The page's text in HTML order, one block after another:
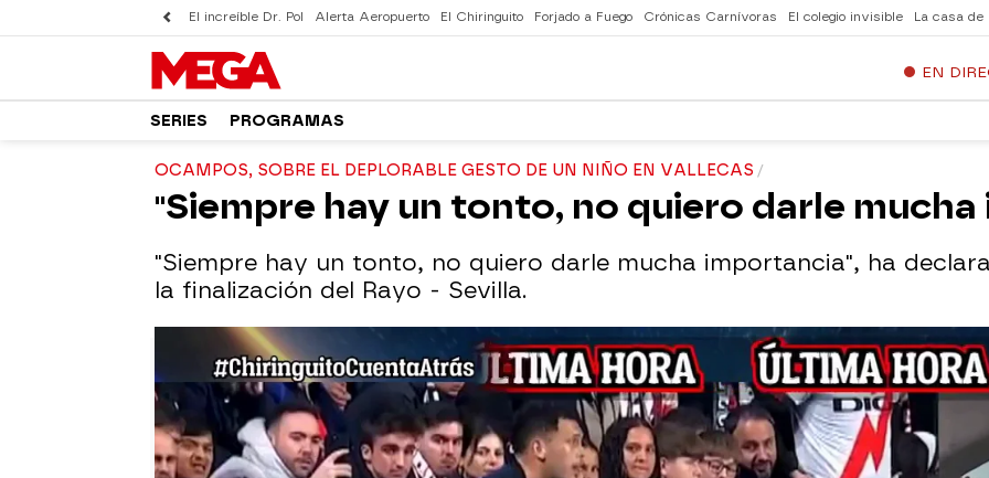
El increíble Dr. Pol Alerta Aeropuerto El Chiringuito Forjado a Fuego Crónicas Carnívoras El colegio invisible La casa de
EN
SERIES PROGRAMAS
OCAMPOS, SOBRE EL DEPLORABLE GESTO DE UN NIÑO EN VALLECAS
"Siempre hay un tonto, no quiero darle
"Siempre hay un tonto, no quiero darle mucha importancia", ha
la finalización del Rayo - Sevilla.